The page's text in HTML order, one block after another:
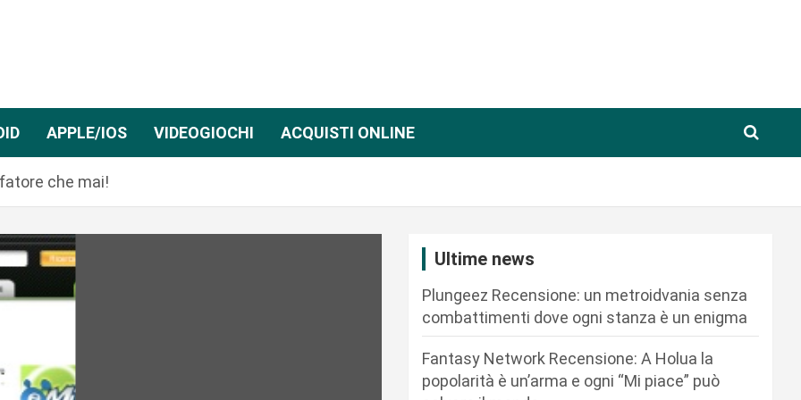
APPLE/IOS VIDEOGIOCHI ACQUISTI ONLINE
che mai!
Ultime news
Plungeez Recensione: un metroidvania senza
combattimenti dove ogni stanza è un enigma
Fantasy Network Recensione: A Holua la
popolarità è un’arma e ogni “Mi piace” può